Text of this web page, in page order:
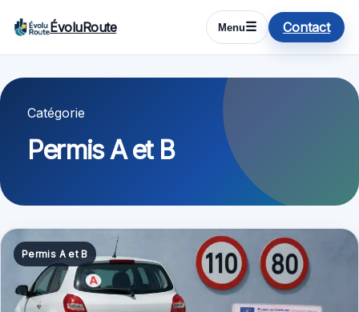
ÉvoluRoute Menu☰ Contact
Catégorie
Permis A et B
Permis A et B